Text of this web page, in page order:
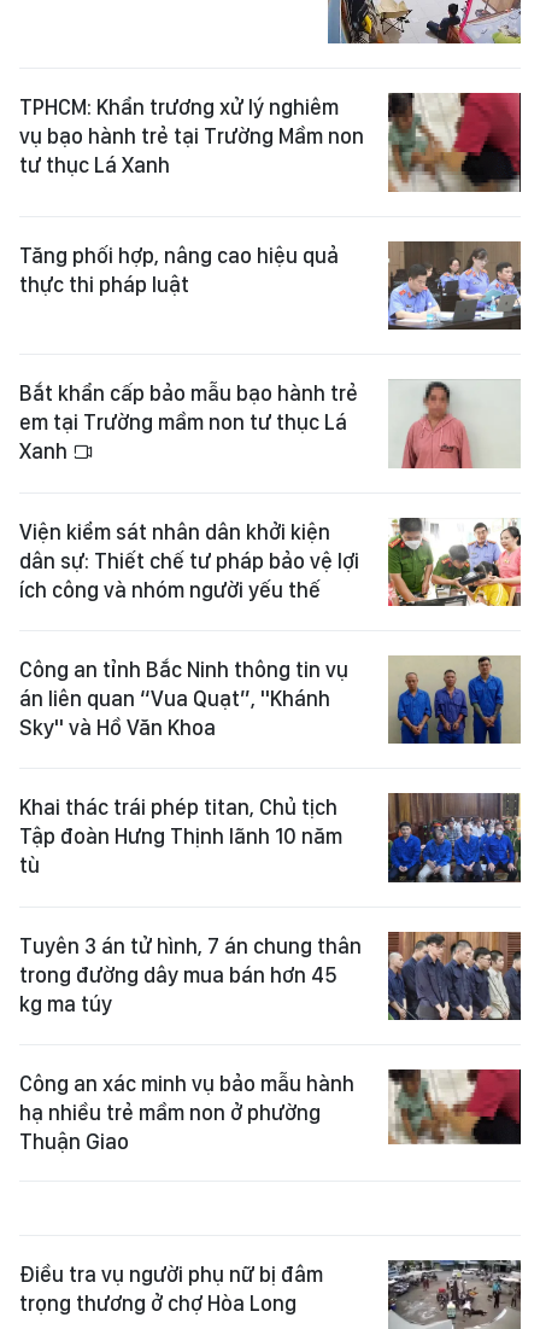
TPHCM: Khẩn trương xử lý nghiêm
vụ bạo hành trẻ tại Trường Mầm non
tư thục Lá Xanh
Tăng phối hợp, nâng cao hiệu quả
thực thi pháp luật
Bắt khẩn cấp bảo mẫu bạo hành trẻ
em tại Trường mầm non tư thục Lá
Xanh
Viện kiểm sát nhân dân khởi kiện
dân sự: Thiết chế tư pháp bảo vệ lợi
ích công và nhóm người yếu thế
Công an tỉnh Bắc Ninh thông tin vụ
án liên quan “Vua Quạt”, "Khánh
Sky" và Hồ Văn Khoa
Khai thác trái phép titan, Chủ tịch
Tập đoàn Hưng Thịnh lãnh 10 năm
tù
Tuyên 3 án tử hình, 7 án chung thân
trong đường dây mua bán hơn 45
kg ma túy
Công an xác minh vụ bảo mẫu hành
hạ nhiều trẻ mầm non ở phường
Thuận Giao
Điều tra vụ người phụ nữ bị đâm
trọng thương ở chợ Hòa Long